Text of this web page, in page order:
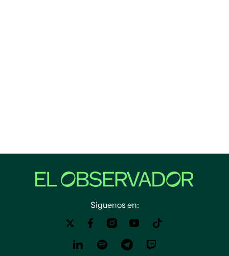
Siguenos en: